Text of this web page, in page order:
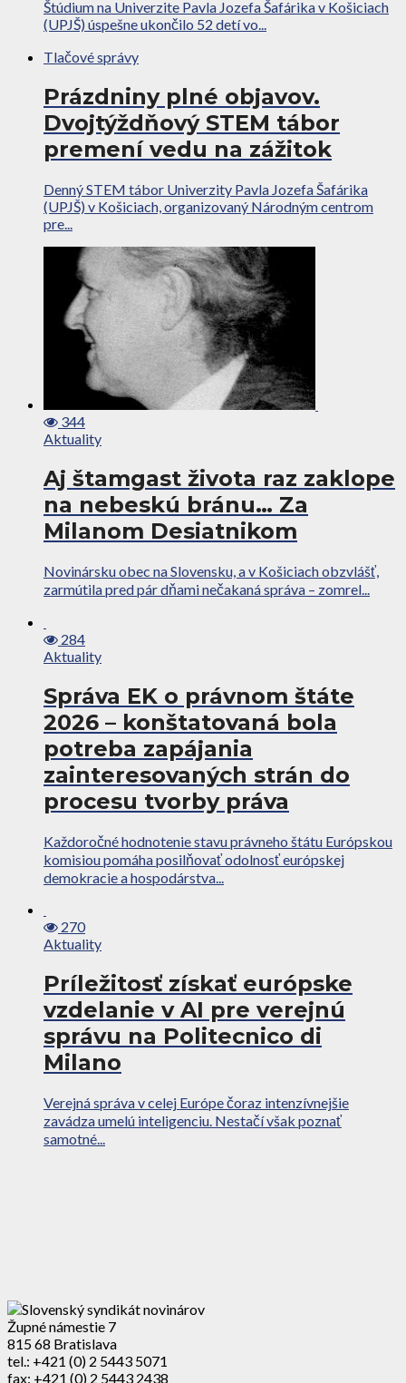
Štúdium na Univerzite Pavla Jozefa Šafárika v Košiciach
(UPJŠ) úspešne ukončilo 52 detí vo...
Tlačové správy
Prázdniny plné objavov.
Dvojtýždňový STEM tábor
premení vedu na zážitok
Denný STEM tábor Univerzity Pavla Jozefa Šafárika
(UPJŠ) v Košiciach, organizovaný Národným centrom
pre...
344
Aktuality
Aj štamgast života raz zaklope
na nebeskú bránu… Za
Milanom Desiatnikom
Novinársku obec na Slovensku, a v Košiciach obzvlášť,
zarmútila pred pár dňami nečakaná správa – zomrel...
284
Aktuality
Správa EK o právnom štáte
2026 – konštatovaná bola
potreba zapájania
zainteresovaných strán do
procesu tvorby práva
Každoročné hodnotenie stavu právneho štátu Európskou
komisiou pomáha posilňovať odolnosť európskej
demokracie a hospodárstva...
270
Aktuality
Príležitosť získať európske
vzdelanie v AI pre verejnú
správu na Politecnico di
Milano
Verejná správa v celej Európe čoraz intenzívnejšie
zavádza umelú inteligenciu. Nestačí však poznať
samotné...
Župné námestie 7
815 68 Bratislava
tel.: +421 (0) 2 5443 5071
fax: +421 (0) 2 5443 2438